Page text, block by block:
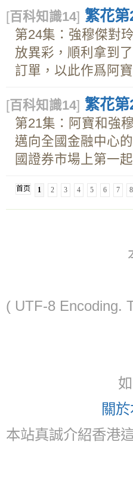
[百科知識14] 繁花
第24集：強穆傑對
放異彩，順利拿到
訂單，以此作爲阿
[百科知識14] 繁花
第21集：阿寶和強
邁向全國金融中心
國證券市場上第一
首页 1 2 3 4 5 6 7 8
( UTF-8 Encoding.
關
本站真誠介紹香港